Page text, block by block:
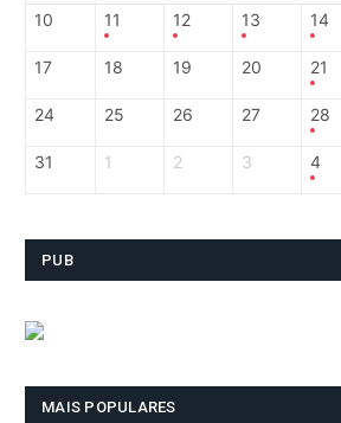
10 11 12 13 14
17 18 19 20 21
24 25 26 27 28
31 1 2 3 4
PUB
MAIS POPULARES